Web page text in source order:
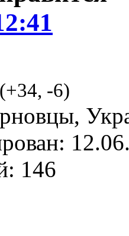
+34, -6)
146